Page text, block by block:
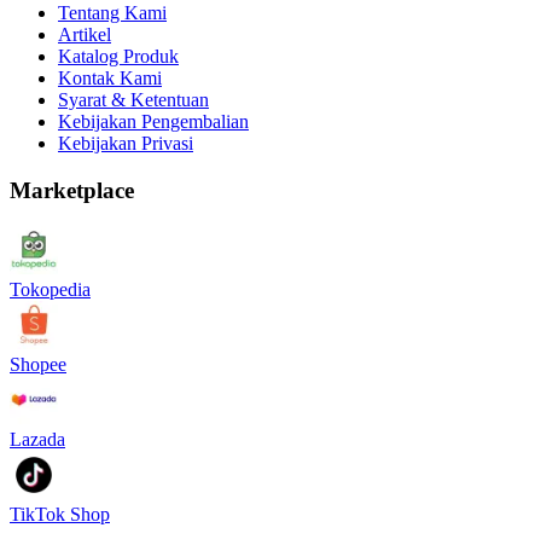
Tentang Kami
Artikel
Katalog Produk
Kontak Kami
Syarat & Ketentuan
Kebijakan Pengembalian
Kebijakan Privasi
Marketplace
Tokopedia
Shopee
Lazada
TikTok Shop